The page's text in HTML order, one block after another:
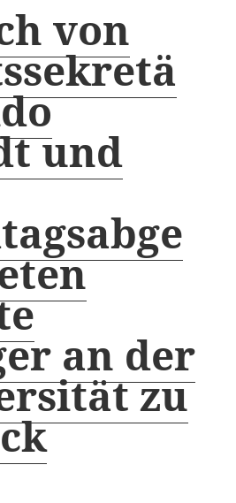
von
und
an der
zu